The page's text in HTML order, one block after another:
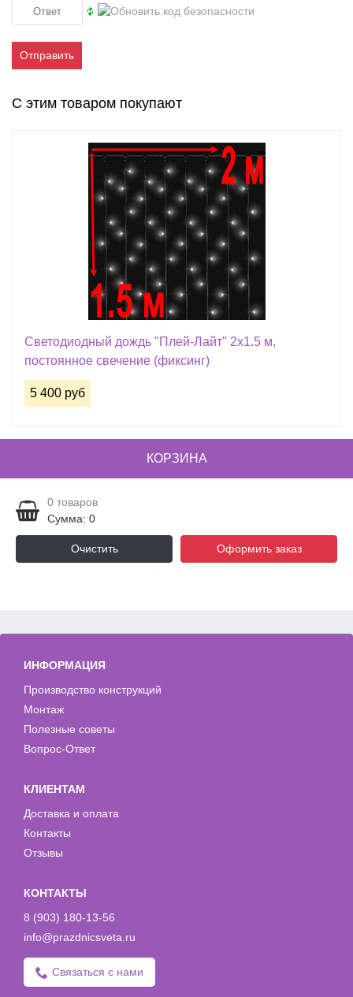
Отправить
С этим товаром покупают
Светодиодный дождь "Плей-Лайт" 2х1.5 м,
постоянное свечение (фиксинг)
5 400 руб
КОРЗИНА
0 товаров
Сумма: 0
Очистить Оформить заказ
ИНФОРМАЦИЯ
Производство конструкций
Монтаж
Полезные советы
Вопрос-Ответ
КЛИЕНТАМ
Доставка и оплата
Контакты
Отзывы
КОНТАКТЫ
8 (903) 180-13-56
info@prazdnicsveta.ru
Связаться с нами